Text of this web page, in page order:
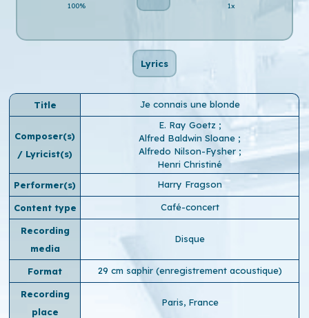
100% 1x
Lyrics
Title Je connais une blonde
Composer(s)
/ Lyricist(s)
E. Ray Goetz ;
Alfred Baldwin Sloane ;
Alfredo Nilson-Fysher ;
Henri Christiné
Performer(s)
Harry Fragson
Content type Café-concert
Recording
media
Disque
Format 29 cm saphir (enregistrement acoustique)
Recording
place
Paris, France